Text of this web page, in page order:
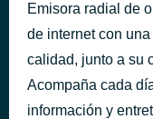
Emisora radial de
de internet con
calidad, junto a su
Acompaña cada
información y